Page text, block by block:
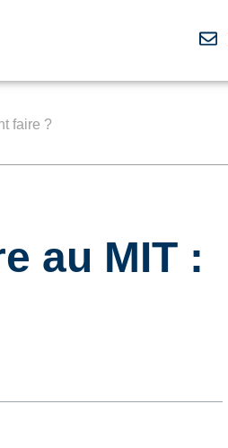
faire ?
au MIT :